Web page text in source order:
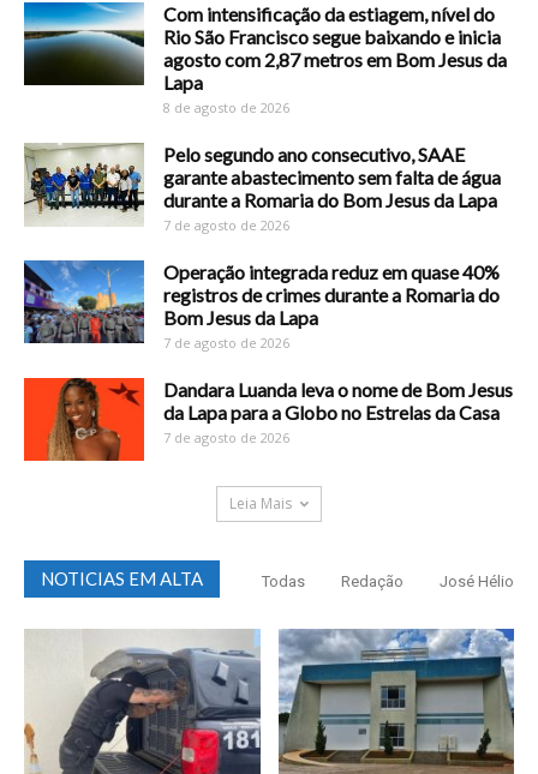
Com intensificação da estiagem, nível do
Rio São Francisco segue baixando e inicia
agosto com 2,87 metros em Bom Jesus da
Lapa
8 de agosto de 2026
Pelo segundo ano consecutivo, SAAE
garante abastecimento sem falta de água
durante a Romaria do Bom Jesus da Lapa
7 de agosto de 2026
Operação integrada reduz em quase 40%
registros de crimes durante a Romaria do
Bom Jesus da Lapa
7 de agosto de 2026
Dandara Luanda leva o nome de Bom Jesus
da Lapa para a Globo no Estrelas da Casa
7 de agosto de 2026
Leia Mais
NOTICIAS EM ALTA Todas Redação José Hélio